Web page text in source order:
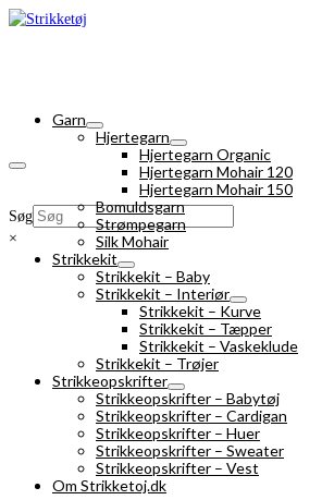
Søg
×
Garn
Hjertegarn
Hjertegarn Organic
Hjertegarn Mohair 120
Hjertegarn Mohair 150
Bomuldsgarn
Strømpegarn
Silk Mohair
Strikkekit
Strikkekit – Baby
Strikkekit – Interiør
Strikkekit – Kurve
Strikkekit – Tæpper
Strikkekit – Vaskeklude
Strikkekit – Trøjer
Strikkeopskrifter
Strikkeopskrifter – Babytøj
Strikkeopskrifter – Cardigan
Strikkeopskrifter – Huer
Strikkeopskrifter – Sweater
Strikkeopskrifter – Vest
Om Strikketoj.dk